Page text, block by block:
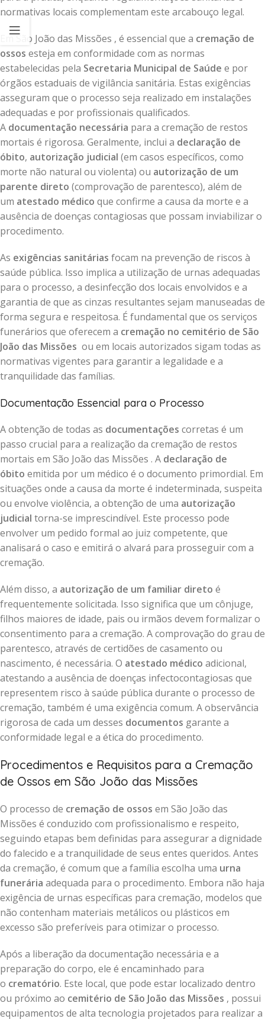
normativas locais complementam este arcabouço legal.
Em São João das Missões , é essencial que a cremação de
ossos esteja em conformidade com as normas
estabelecidas pela Secretaria Municipal de Saúde e por
órgãos estaduais de vigilância sanitária. Estas exigências
asseguram que o processo seja realizado em instalações
adequadas e por profissionais qualificados.
A documentação necessária para a cremação de restos
mortais é rigorosa. Geralmente, inclui a declaração de
óbito, autorização judicial (em casos específicos, como
morte não natural ou violenta) ou autorização de um
parente direto (comprovação de parentesco), além de
um atestado médico que confirme a causa da morte e a
ausência de doenças contagiosas que possam inviabilizar o
procedimento.
As exigências sanitárias focam na prevenção de riscos à
saúde pública. Isso implica a utilização de urnas adequadas
para o processo, a desinfecção dos locais envolvidos e a
garantia de que as cinzas resultantes sejam manuseadas de
forma segura e respeitosa. É fundamental que os serviços
funerários que oferecem a cremação no cemitério de São
João das Missões ou em locais autorizados sigam todas as
normativas vigentes para garantir a legalidade e a
tranquilidade das famílias.
Documentação Essencial para o Processo
A obtenção de todas as documentações corretas é um
passo crucial para a realização da cremação de restos
mortais em São João das Missões . A declaração de
óbito emitida por um médico é o documento primordial. Em
situações onde a causa da morte é indeterminada, suspeita
ou envolve violência, a obtenção de uma autorização
judicial torna-se imprescindível. Este processo pode
envolver um pedido formal ao juiz competente, que
analisará o caso e emitirá o alvará para prosseguir com a
cremação.
Além disso, a autorização de um familiar direto é
frequentemente solicitada. Isso significa que um cônjuge,
filhos maiores de idade, pais ou irmãos devem formalizar o
consentimento para a cremação. A comprovação do grau de
parentesco, através de certidões de casamento ou
nascimento, é necessária. O atestado médico adicional,
atestando a ausência de doenças infectocontagiosas que
representem risco à saúde pública durante o processo de
cremação, também é uma exigência comum. A observância
rigorosa de cada um desses documentos garante a
conformidade legal e a ética do procedimento.
Procedimentos e Requisitos para a Cremação
de Ossos em São João das Missões
O processo de cremação de ossos em São João das
Missões é conduzido com profissionalismo e respeito,
seguindo etapas bem definidas para assegurar a dignidade
do falecido e a tranquilidade de seus entes queridos. Antes
da cremação, é comum que a família escolha uma urna
funerária adequada para o procedimento. Embora não haja
exigência de urnas específicas para cremação, modelos que
não contenham materiais metálicos ou plásticos em
excesso são preferíveis para otimizar o processo.
Após a liberação da documentação necessária e a
preparação do corpo, ele é encaminhado para
o crematório. Este local, que pode estar localizado dentro
ou próximo ao cemitério de São João das Missões , possui
equipamentos de alta tecnologia projetados para realizar a